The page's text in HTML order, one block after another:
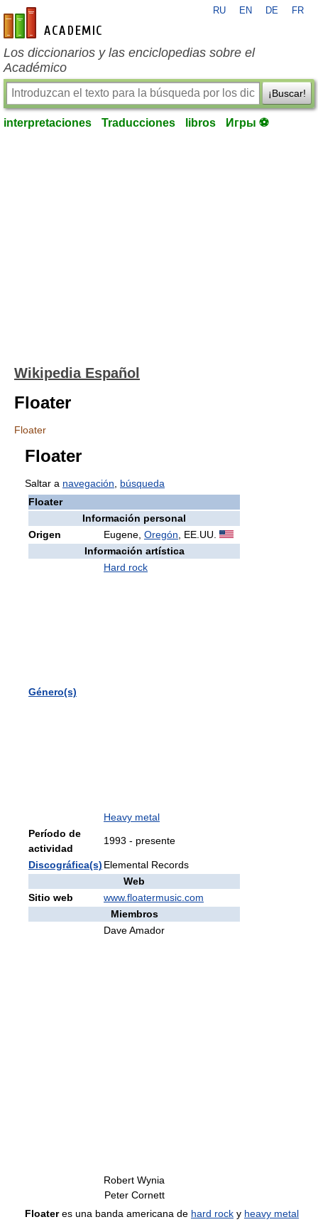
es-academic.com
RU EN DE FR
Los diccionarios y las enciclopedias sobre el
Académico
¡Buscar!
interpretaciones Traducciones libros Игры ⚽
Wikipedia Español
Floater
Floater
Floater
Saltar a navegación
búsqueda
Floater
Información personal
Origen
Eugene, Oregón , EE.UU.
Información artística
Género(s)
Hard rock
Heavy metal
Período de
actividad
1993 - presente
Discográfica(s) Elemental Records
Web
Sitio web
www.floatermusic.com
Miembros
Dave Amador
Robert Wynia
Peter Cornett
Floateres una banda americana de hard rock y heavy metal